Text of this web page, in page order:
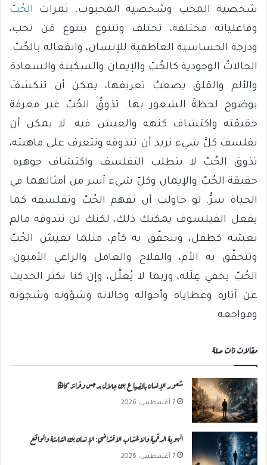
شخصية المحب وشخصية المحبوب. ثمرات
الحُبّ
وفاعلياته مختلفة، تختلف وتتنوع بتنوع مَن نحب،
ودرجة الحساسية العاطفية للإنسان، وانفعاله بالحُبّ.
الحالاتُ الوجودية كالحُبّ والإيمان والسكينة والسعادة
والألم والقلق يصعبُ تعريفها، يمكن أن تنكشفَ
بوضوح لحظةَ الشعور بها. تذوقُ الحُبّ غير معرفة
‏حقيقته واكتشاف كنهه والعيش فيه. لا يمكن أن
نفلسفَ كلَّ شيء نريد أن نتذوقه ونتعرف على ماهيته،
تذوق الحُبّ لا يتطلب التفلسف واكتشاف جوهره.
‏حقيقة الحُبّ والإيمان وكلّ شيء آسر من أمثالهما في
الحياة سرٌّ. لو حاولت أن تفهم ‏الحُبّ وتفلسفه كما
يفعل الفيلسوف يمكنك ذلك، لكنك لن تتذوقه مالم
تعشه كطفل، وتتحقّق به كأم، مثلما تعيش الحُبّ
وتتحقّق به الأم، والفلاح والعامل والراعي الأميون.
الحُبّ يخفي عِلَله، وربما لا يُعلَّل، وإن كنا نكثر الحديث
عن آثاره وعطاياه وأحواله وحالاته وشؤونه وشجونه
ومواجعه.
مقالات ذات صلة
شعور الإنسان بالضياع بين جلال برجس وفرانز كافكا
7 أغسطس، 2026
الهوية الرقمية والاغتراب الافتراضي: الإنسان بين الشاشة والواقع
7 أغسطس، 2026